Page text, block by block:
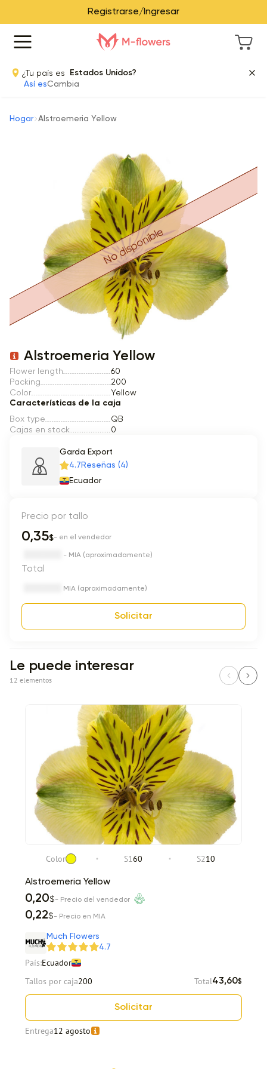
Registrarse/Ingresar
¿Tu país es
Estados Unidos?
Así esCambia
Hogar Alstroemeria Yellow
Item 1 of 1
No disponible
Alstroemeria Yellow
Flower length
60
Packing
200
Color
Yellow
Características de la caja
Box type
QB
Cajas en stock
0
Garda Export
4.7 Reseñas (4)
Ecuador
Precio por tallo
0,35$- en el vendedor
- MIA (aproximadamente)
Total
MIA (aproximadamente)
Solicitar
Le puede interesar
12 elementos
Color S160 S210
Alstroemeria Yellow
0,20$- Precio del vendedor
0,22$- Precio en MIA
Much Flowers
4.7
País:Ecuador
Tallos por caja200 Total43,60$
Solicitar
Entrega12 agosto